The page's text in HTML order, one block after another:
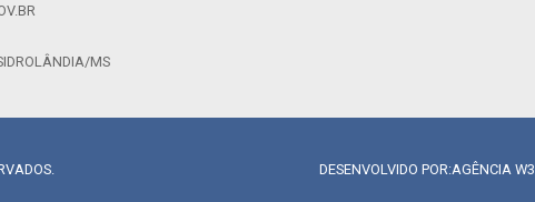
MS
DESENVOLVIDO POR:AGÊNCIA W3